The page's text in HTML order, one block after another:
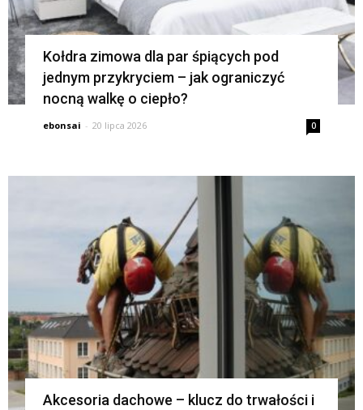
Kołdra zimowa dla par śpiących pod
jednym przykryciem – jak ograniczyć
nocną walkę o ciepło?
ebonsai - 20 lipca 2026 0
Akcesoria dachowe – klucz do trwałości i